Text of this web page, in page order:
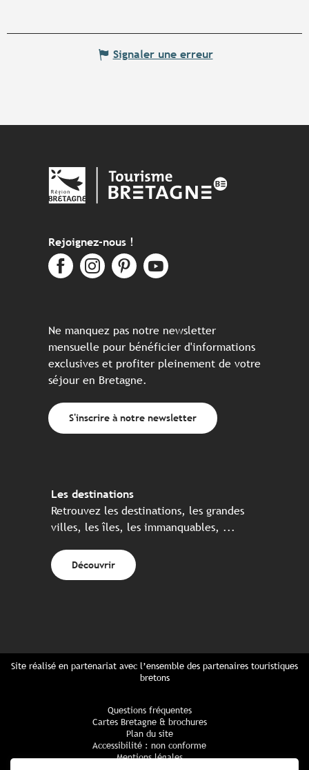
Signaler une erreur
Rejoignez-nous !
Ne manquez pas notre newsletter
mensuelle pour bénéficier d'informations
exclusives et profiter pleinement de votre
séjour en Bretagne.
S'inscrire à notre newsletter
Les destinations
Retrouvez les destinations, les grandes
villes, les îles, les immanquables, ...
Découvrir
Site réalisé en partenariat avec l’ensemble des partenaires touristiques
bretons
Questions fréquentes
Cartes Bretagne & brochures
Plan du site
Accessibilité : non conforme
Mentions légales